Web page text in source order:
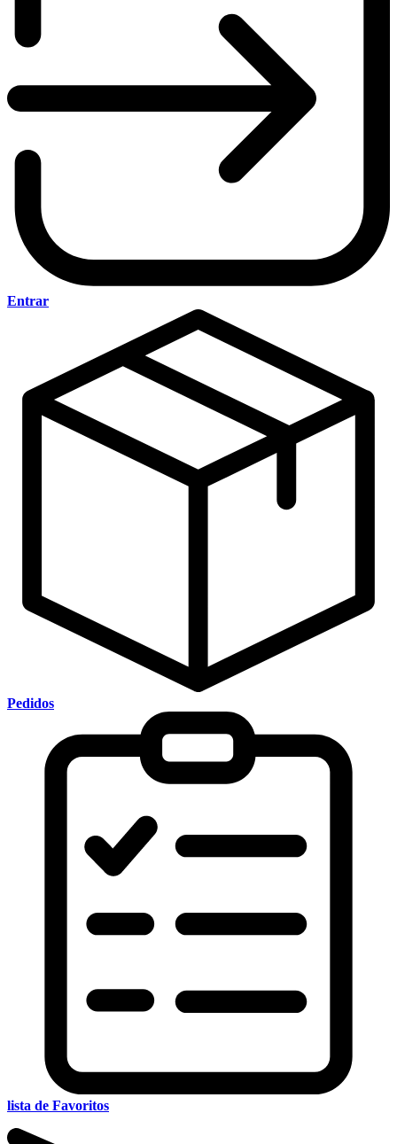
Entrar
Pedidos
lista de Favoritos